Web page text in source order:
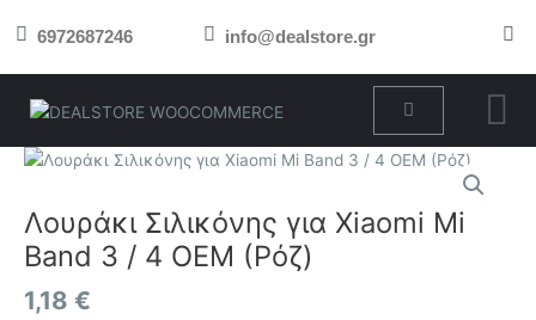
στο 6972687246 info@dealstore.gr
Cart
Λουράκι Σιλικόνης για Xiaomi Mi
Band 3 / 4 OEM (Ρόζ)
1,18 €
Λουράκι
για
Xiaomi
Mi
Band